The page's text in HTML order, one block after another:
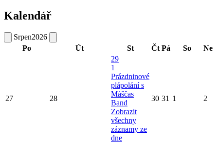
Kalendář
Srpen2026
Po
Út St Čt Pá So Ne
27 28
29
1
Prázdninové
plápolání s
Máščas
Band
Zobrazit
všechny
záznamy ze
dne
30 31 1 2